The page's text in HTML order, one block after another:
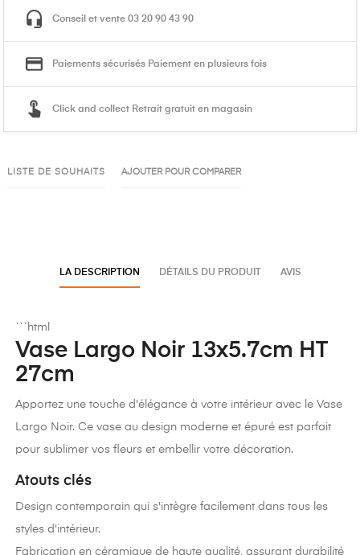
Conseil et vente 03 20 90 43 90
Paiements sécurisés Paiement en plusieurs fois
Click and collect Retrait gratuit en magasin
LISTE DE SOUHAITS AJOUTER POUR COMPARER
LA DESCRIPTION DÉTAILS DU PRODUIT AVIS
```html
Vase Largo Noir 13x5.7cm HT
27cm
Apportez une touche d'élégance à votre intérieur avec le Vase
Largo Noir. Ce vase au design moderne et épuré est parfait
pour sublimer vos fleurs et embellir votre décoration.
Atouts clés
Design contemporain qui s'intègre facilement dans tous les
styles d'intérieur.
Fabrication en céramique de haute qualité, assurant durabilité